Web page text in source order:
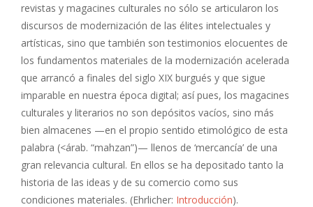
revistas y magacines culturales no sólo se articularon los
discursos de modernización de las élites intelectuales y
artísticas, sino que también son testimonios elocuentes de
los fundamentos materiales de la modernización acelerada
que arrancó a finales del siglo XIX burgués y que sigue
imparable en nuestra época digital; así pues, los magacines
culturales y literarios no son depósitos vacíos, sino más
bien almacenes —en el propio sentido etimológico de esta
palabra (<árab. “mahzan”)— llenos de ‘mercancía’ de una
gran relevancia cultural. En ellos se ha depositado tanto la
historia de las ideas y de su comercio como sus
condiciones materiales. (Ehrlicher: Introducción).